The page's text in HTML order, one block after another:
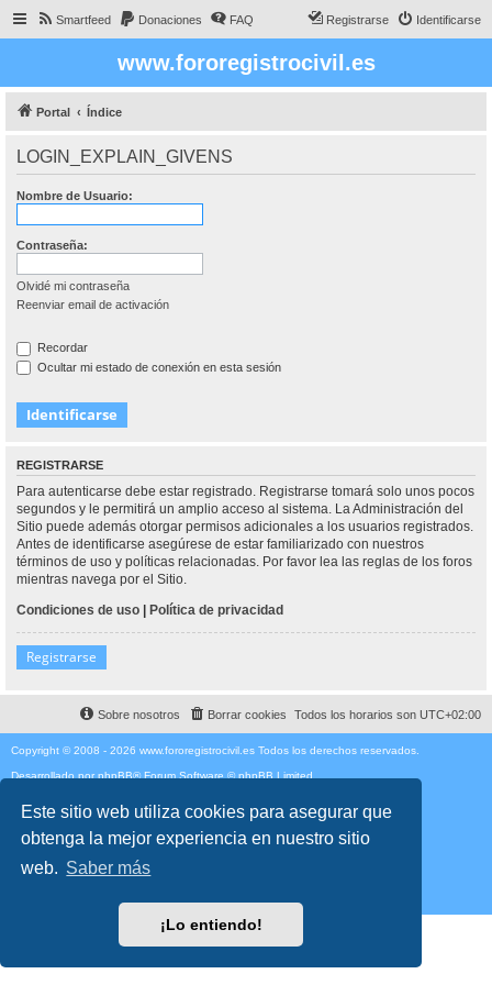
Este sitio web utiliza cookies para asegurar que
obtenga la mejor experiencia en nuestro sitio
web. Saber más
¡Lo entiendo!
Smartfeed Donaciones FAQ Identificarse
Registrarse
www.fororegistrocivil.es
Portal Índice
LOGIN_EXPLAIN_GIVENS
Nombre de Usuario:
Contraseña:
Olvidé mi contraseña
Reenviar email de activación
Recordar
Ocultar mi estado de conexión en esta sesión
REGISTRARSE
Para autenticarse debe estar registrado. Registrarse tomará solo unos pocos
segundos y le permitirá un amplio acceso al sistema. La Administración del
Sitio puede además otorgar permisos adicionales a los usuarios registrados.
Antes de identificarse asegúrese de estar familiarizado con nuestros
términos de uso y políticas relacionadas. Por favor lea las reglas de los foros
mientras navega por el Sitio.
Condiciones de uso | Política de privacidad
Registrarse
Todos los horarios son UTC+02:00
Borrar cookies
Sobre nosotros
Copyright © 2008 - 2026 www.fororegistrocivil.es Todos los derechos reservados.
Desarrollado por phpBB® Forum Software © phpBB Limited
Styleproflatpor © Mazeltof2017
Privacidad|Condiciones
Time: 0.172s| Peak Memory Usage: 1.96 MiB | GZIP: Off |Queries: 12